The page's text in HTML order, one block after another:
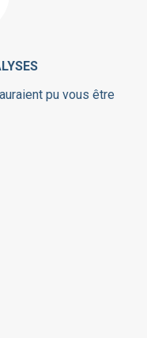
pu vous être